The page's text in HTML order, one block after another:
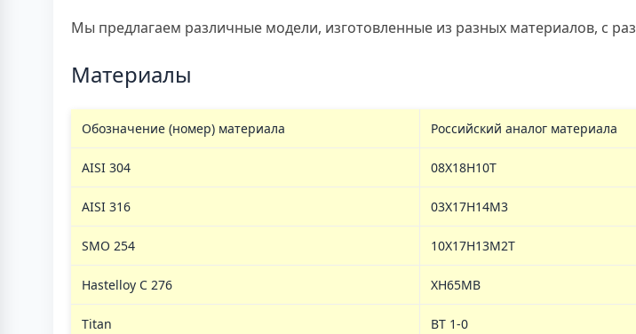
Мы предлагаем различные модели, изготовленные из разных материалов, с
Материалы
Обозначение (номер) материала Российский аналог материала
AISI 304 08Х18Н10Т
AISI 316 03Х17Н14М3
SMO 254 10Х17Н13М2Т
Hastelloy C 276 ХН65МВ
Titan ВТ 1-0